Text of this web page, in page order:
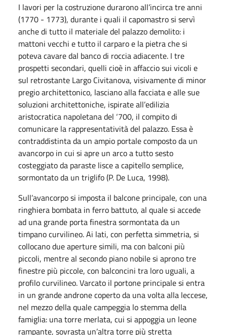
I lavori per la costruzione durarono all’incirca tre anni
(1770 - 1773), durante i quali il capomastro si servì
anche di tutto il materiale del palazzo demolito: i
mattoni vecchi e tutto il carparo e la pietra che si
poteva cavare dal banco di roccia adiacente. I tre
prospetti secondari, quelli cioè in affaccio sui vicoli e
sul retrostante Largo Civitanova, visivamente di minor
pregio architettonico, lasciano alla facciata e alle sue
soluzioni architettoniche, ispirate all’edilizia
aristocratica napoletana del ‘700, il compito di
comunicare la rappresentatività del palazzo. Essa è
contraddistinta da un ampio portale composto da un
avancorpo in cui si apre un arco a tutto sesto
costeggiato da paraste lisce a capitello semplice,
sormontato da un triglifo (P. De Luca, 1998).
Sull’avancorpo si imposta il balcone principale, con una
ringhiera bombata in ferro battuto, al quale si accede
ad una grande porta finestra sormontata da un
timpano curvilineo. Ai lati, con perfetta simmetria, si
collocano due aperture simili, ma con balconi più
piccoli, mentre al secondo piano nobile si aprono tre
finestre più piccole, con balconcini tra loro uguali, a
profilo curvilineo. Varcato il portone principale si entra
in un grande androne coperto da una volta alla leccese,
nel mezzo della quale campeggia lo stemma della
famiglia: una torre merlata, cui si appoggia un leone
rampante, sovrasta un’altra torre più stretta